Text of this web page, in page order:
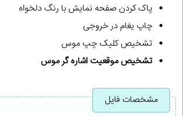
پاک کردن صفحه نمایش با رنگ دلخواه
چاپ یغام در خروجی
تشخیص کلیک چپ موس
تشخیص موقعیت اشاره گر موس
مشخصات فایل